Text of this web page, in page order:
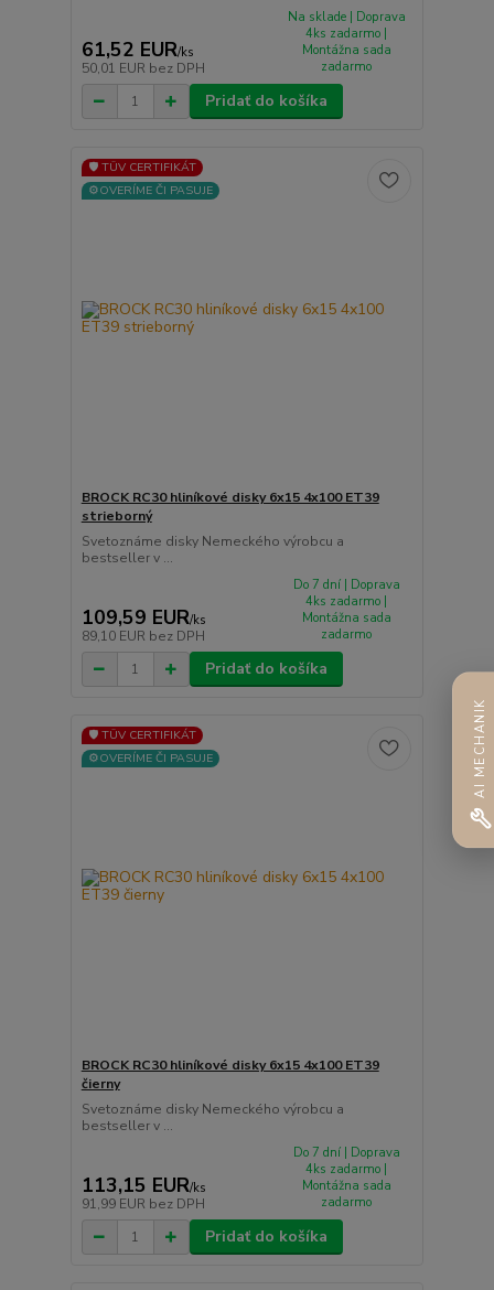
61,52 EUR/ks
50,01 EUR bez DPH
Na sklade | Doprava
4ks zadarmo |
Montážna sada
zadarmo
Pridať do košíka
🛡️ TÜV CERTIFIKÁT
⚙️OVERÍME ČI PASUJE
BROCK RC30 hliníkové disky 6x15 4x100 ET39
strieborný
Svetoznáme disky Nemeckého výrobcu a
bestseller v ...
109,59 EUR/ks
89,10 EUR bez DPH
Do 7 dní | Doprava
4ks zadarmo |
Montážna sada
zadarmo
Pridať do košíka
🛡️ TÜV CERTIFIKÁT
⚙️OVERÍME ČI PASUJE
BROCK RC30 hliníkové disky 6x15 4x100 ET39
čierny
Svetoznáme disky Nemeckého výrobcu a
bestseller v ...
113,15 EUR/ks
91,99 EUR bez DPH
Do 7 dní | Doprava
4ks zadarmo |
Montážna sada
zadarmo
Pridať do košíka
AI MECHANIK